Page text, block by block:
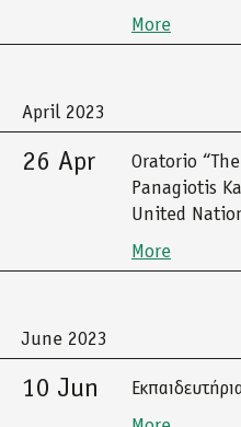
More
April 2023
26 Apr
Oratorio
Panagiotis
United
More
June 2023
10 Jun